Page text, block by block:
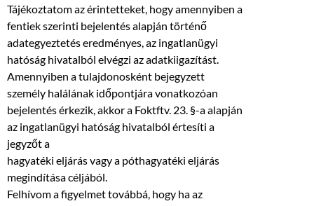
Tájékoztatom az érintetteket, hogy amennyiben a
fentiek szerinti bejelentés alapján történő
adategyeztetés eredményes, az ingatlanügyi
hatóság hivatalból elvégzi az adatkiigazítást.
Amennyiben a tulajdonosként bejegyzett
személy halálának időpontjára vonatkozóan
bejelentés érkezik, akkor a Foktftv. 23. §-a alapján
az ingatlanügyi hatóság hivatalból értesíti a
jegyzőt a
hagyatéki eljárás vagy a póthagyatéki eljárás
megindítása céljából.
Felhívom a figyelmet továbbá, hogy ha az